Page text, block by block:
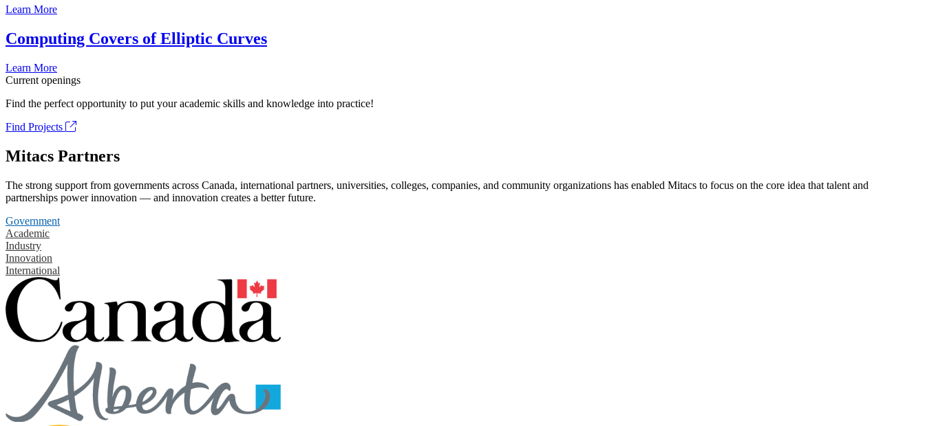
Learn More
Computing Covers of Elliptic Curves
Learn More
Current openings
Find the perfect opportunity to put your academic skills and knowledge into practice!
Find Projects
Mitacs Partners
The strong support from governments across Canada, international partners, universities, colleges, companies, and community organizations has enabled Mitacs to focus on the core idea that talent and
partnerships power innovation — and innovation creates a better future.
Government
Academic
Industry
Innovation
International